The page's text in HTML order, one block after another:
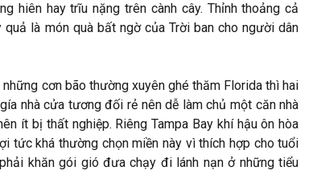
hiên hay trĩu nặng trên cành cây. Thỉnh thoảng cả
là món quà bất ngờ của Trời ban cho người dân
cơn bão thường xuyên ghé thăm Florida thì hai
nhà cửa tương đối rẻ nên dễ làm chủ một căn nhà
ít bị thất nghiệp. Riêng Tampa Bay khí hậu ôn hòa
tức khá thường chọn miền này vì thích hợp cho tuổi
khăn gói gió đưa chạy đi lánh nạn ở những tiểu